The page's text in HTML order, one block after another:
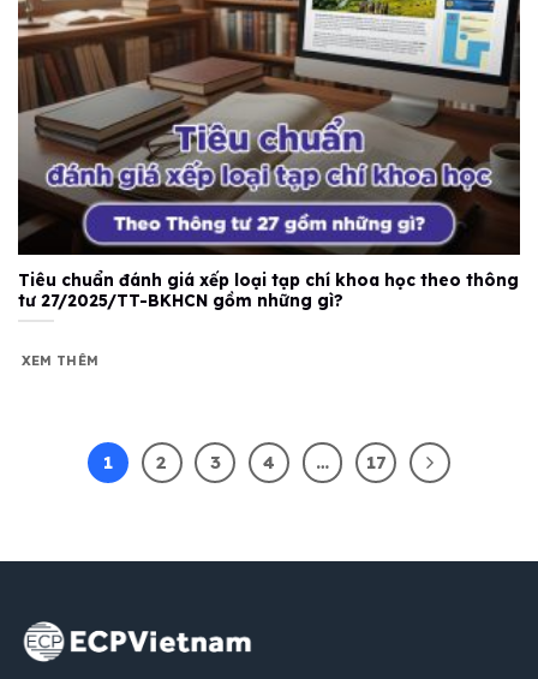
Tiêu chuẩn đánh giá xếp loại tạp chí khoa học theo thông
tư 27/2025/TT-BKHCN gồm những gì?
XEM THÊM
1 2 3 4 … 17